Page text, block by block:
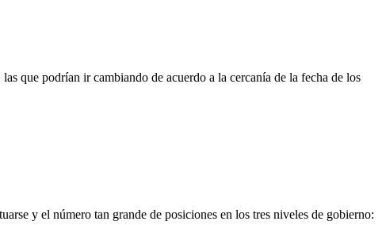
que podrían ir cambiando de acuerdo a la cercanía de la fecha de los
y el número tan grande de posiciones en los tres niveles de gobierno: